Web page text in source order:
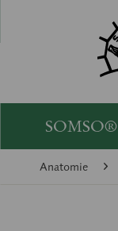
SOMSO®
Anatomie